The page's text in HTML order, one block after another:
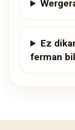
Ez
ferman